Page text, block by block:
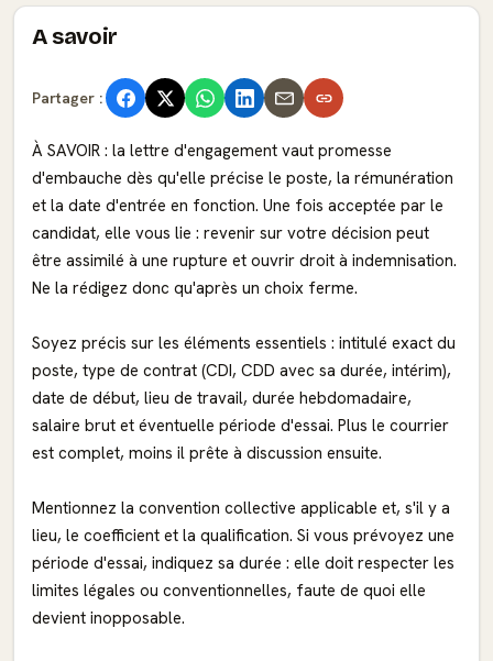
A savoir
Partager :
À SAVOIR : la lettre d'engagement vaut promesse
d'embauche dès qu'elle précise le poste, la rémunération
et la date d'entrée en fonction. Une fois acceptée par le
candidat, elle vous lie : revenir sur votre décision peut
être assimilé à une rupture et ouvrir droit à indemnisation.
Ne la rédigez donc qu'après un choix ferme.
Soyez précis sur les éléments essentiels : intitulé exact du
poste, type de contrat (CDI, CDD avec sa durée, intérim),
date de début, lieu de travail, durée hebdomadaire,
salaire brut et éventuelle période d'essai. Plus le courrier
est complet, moins il prête à discussion ensuite.
Mentionnez la convention collective applicable et, s'il y a
lieu, le coefficient et la qualification. Si vous prévoyez une
période d'essai, indiquez sa durée : elle doit respecter les
limites légales ou conventionnelles, faute de quoi elle
devient inopposable.